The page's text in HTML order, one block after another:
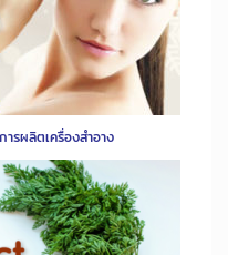
รผลิตเครื่องสำอาง